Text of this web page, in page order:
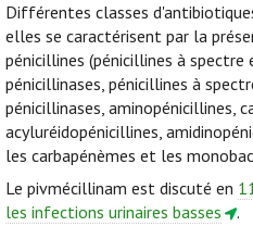
Différentes classes
elles se caractérisent par la
pénicillines (pénicillines à
pénicillinases, pénicillines à
pénicillinases, aminopénicillines,
acyluréidopénicillines,
les carbapénèmes et les
Le pivmécillinam est discuté en
les infections urinaires basses
.